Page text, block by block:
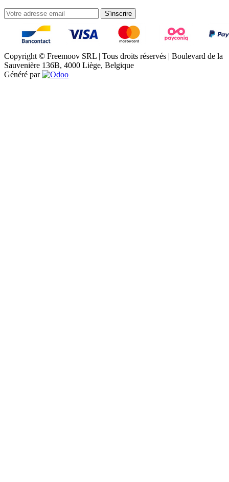
S'inscrire
Copyright © Freemoov SRL | Tous droits réservés | Boulevard de la
Sauvenière 136B, 4000 Liège, Belgique
Généré par